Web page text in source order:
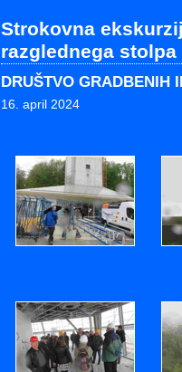
Strokovna
razglednega
DRUŠTVO GRADBENIH
16. april 2024
1 2
4 5